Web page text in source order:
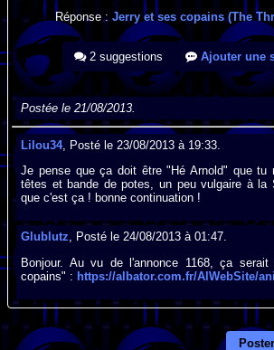
Réponse : Jerry et ses copains (The
2 suggestions Ajouter une
Postée le 21/08/2013.
Lilou34, Posté le 23/08/2013 à 19:33.
Je pense que ça doit être "Hé Arnold" que tu
têtes et bande de potes, un peu vulgaire à la
que c'est ça ! bonne continuation !
Glublutz, Posté le 24/08/2013 à 01:47.
Bonjour. Au vu de l'annonce 1168, ça
copains" : https://albator.com.fr/AlWebSite/